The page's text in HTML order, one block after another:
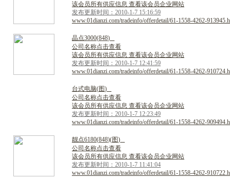
该会员所有供应信息 查看该会员企业网站
发布更新时间：2010-1-7 15:16:59
www.01dianzi.com/tradeinfo/offerdetail/61-1558-4262-
晶点3000(848)
公司名称点击查看
该会员所有供应信息 查看该会员企业网站
发布更新时间：2010-1-7 12:41:59
www.01dianzi.com/tradeinfo/offerdetail/61-1558-4262-
台式电脑(图)
公司名称点击查看
该会员所有供应信息 查看该会员企业网站
发布更新时间：2010-1-7 12:23:49
www.01dianzi.com/tradeinfo/offerdetail/61-1558-4262-
靓点6180(848)(图)
公司名称点击查看
该会员所有供应信息 查看该会员企业网站
发布更新时间：2010-1-7 11:41:04
www.01dianzi.com/tradeinfo/offerdetail/61-1558-4262-